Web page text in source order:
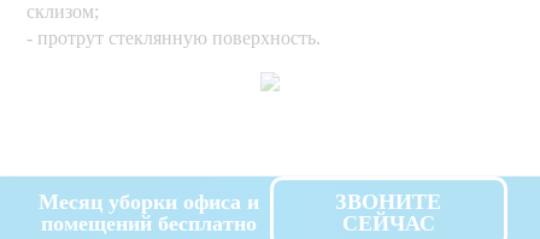
склизом;
- протрут стеклянную поверхность.
Месяц уборки офиса и
помещений бесплатно
ЗВОНИТЕ
СЕЙЧАС